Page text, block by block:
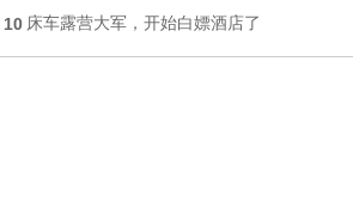
10 床车露营大军，开始白嫖酒店了